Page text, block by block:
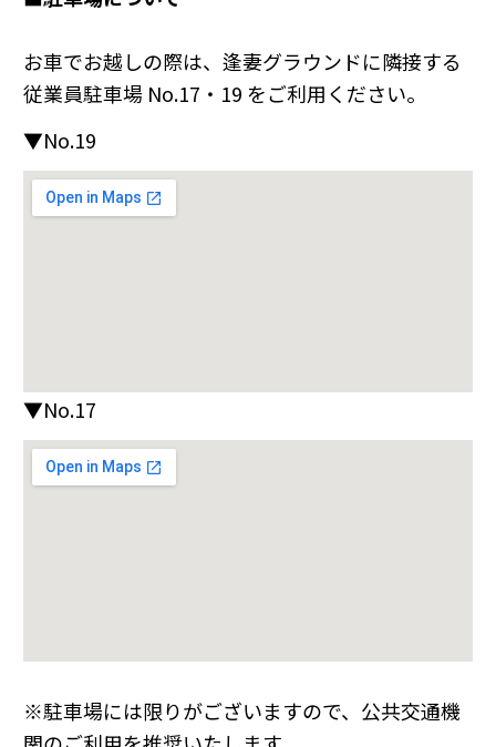
お車でお越しの際は、逢妻グラウンドに隣接する
従業員駐車場 No.17・19 をご利用ください。
▼No.19
▼No.17
※駐車場には限りがございますので、公共交通機